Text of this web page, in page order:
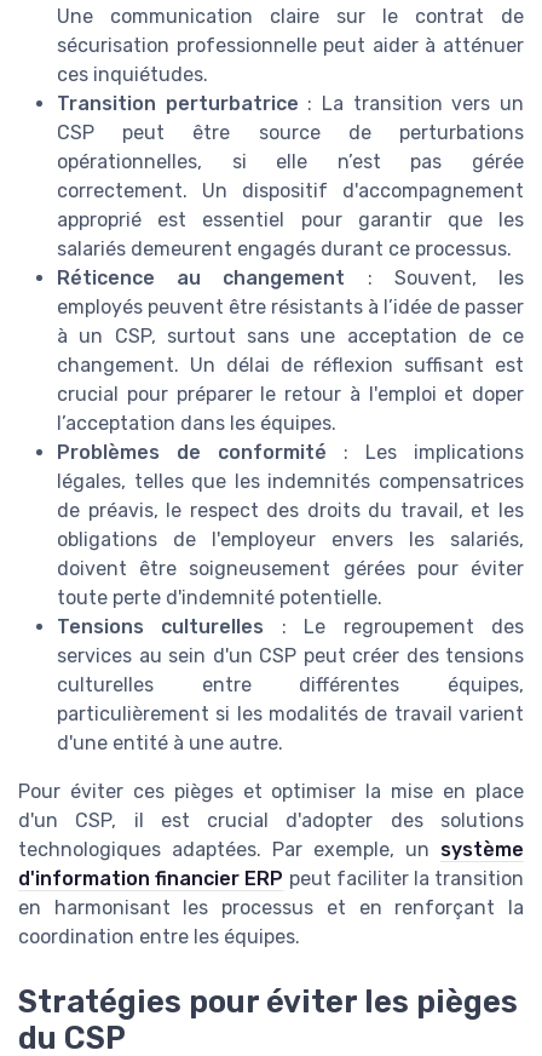
Une communication claire sur le contrat de
sécurisation professionnelle peut aider à atténuer
ces inquiétudes.
Transition perturbatrice : La transition vers un
CSP peut être source de perturbations
opérationnelles, si elle n’est pas gérée
correctement. Un dispositif d'accompagnement
approprié est essentiel pour garantir que les
salariés demeurent engagés durant ce processus.
Réticence au changement : Souvent, les
employés peuvent être résistants à l’idée de passer
à un CSP, surtout sans une acceptation de ce
changement. Un délai de réflexion suffisant est
crucial pour préparer le retour à l'emploi et doper
l’acceptation dans les équipes.
Problèmes de conformité : Les implications
légales, telles que les indemnités compensatrices
de préavis, le respect des droits du travail, et les
obligations de l'employeur envers les salariés,
doivent être soigneusement gérées pour éviter
toute perte d'indemnité potentielle.
Tensions culturelles : Le regroupement des
services au sein d'un CSP peut créer des tensions
culturelles entre différentes équipes,
particulièrement si les modalités de travail varient
d'une entité à une autre.
Pour éviter ces pièges et optimiser la mise en place
d'un CSP, il est crucial d'adopter des solutions
technologiques adaptées. Par exemple, un système
d'information financier ERP peut faciliter la transition
en harmonisant les processus et en renforçant la
coordination entre les équipes.
Stratégies pour éviter les pièges
du CSP